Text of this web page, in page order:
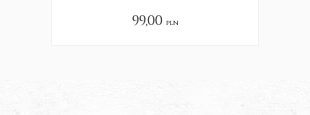
99,00 pln